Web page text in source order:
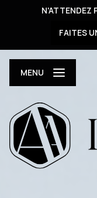
N'ATTENDEZ
FAITES
MENU